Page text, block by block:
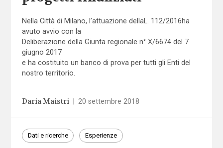
Nella Città di Milano, l’attuazione dellaL. 112/2016ha
avuto avvio con la
Deliberazione della Giunta regionale n° X/6674 del 7
giugno 2017
e ha costituito un banco di prova per tutti gli Enti del
nostro territorio.
Daria Maistri 20 settembre 2018
Dati e ricerche Esperienze